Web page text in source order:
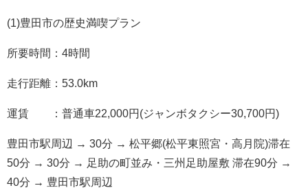
(1)豊田市の歴史満喫プラン
所要時間：4時間
走行距離：53.0km
運賃 ：普通車22,000円(ジャンボタクシー30,700円)
豊田市駅周辺 → 30分 → 松平郷(松平東照宮・高月院)滞在
50分 → 30分 → 足助の町並み・三州足助屋敷 滞在90分 →
40分 → 豊田市駅周辺